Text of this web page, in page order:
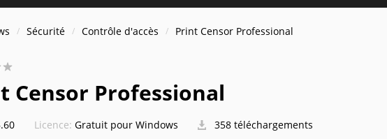
Sécurité Contrôle d'accès Print Censor Professional
Censor Professional
Licence: Gratuit pour Windows 358 téléchargements